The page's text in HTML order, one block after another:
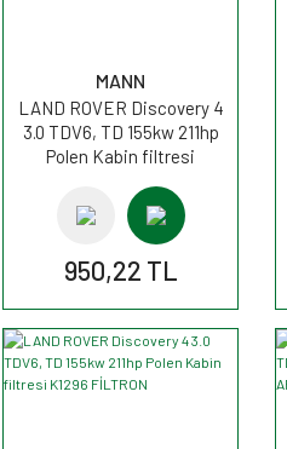
MANN
LAND ROVER Discovery 4
3.0 TDV6, TD 155kw 211hp
Polen Kabin filtresi
950,22 TL